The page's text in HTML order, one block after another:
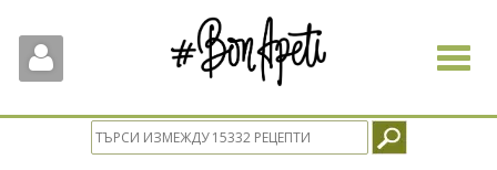
Toggle